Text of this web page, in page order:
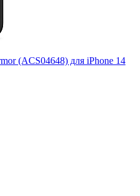
(ACS04648) для iPhone 14